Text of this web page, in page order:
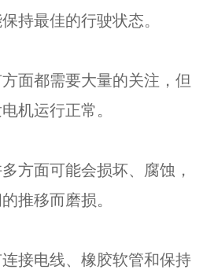
持最佳的行驶状态。
都需要大量的关注，但
机运行正常。
面可能会损坏、腐蚀，
推移而磨损。
电线、橡胶软管和保持